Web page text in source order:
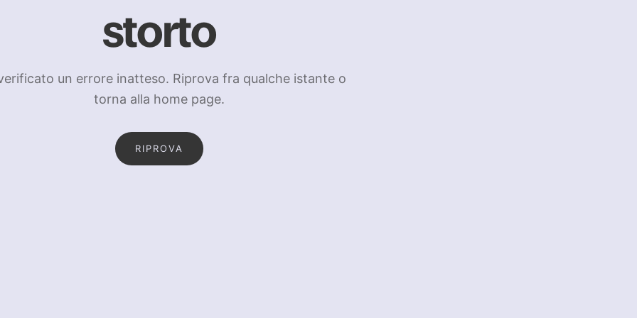
storto
un errore inatteso. Riprova fra qualche istante o
torna alla home page.
RIPROVA